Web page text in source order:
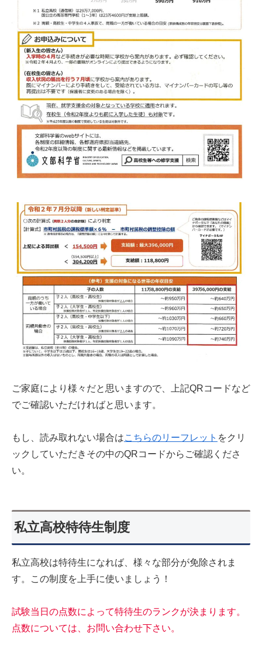
ご家庭により様々だと思いますので、上記QRコードなど
でご確認いただければと思います。
もし、読み取れない場合はこちらのリーフレット をクリ
ックしていただきその中のQRコードからご確認くださ
い。
私立高校特待生制度
私立高校は特待生になれば、様々な部分が免除されま
す。この制度を上手に使いましょう！
試験当日の点数によって特待生のランクが決まります。
点数については、お問い合わせ下さい。